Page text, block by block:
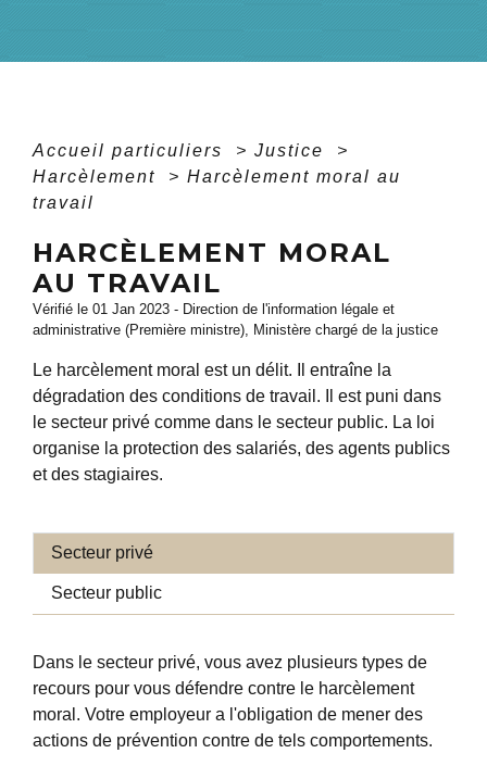
Accueil particuliers > Justice
>
Harcèlement
> Harcèlement moral au
travail
HARCÈLEMENT MORAL
AU TRAVAIL
Vérifié le 01 Jan 2023 - Direction de l'information légale et
administrative (Première ministre), Ministère chargé de la justice
Le harcèlement moral est un délit. Il entraîne la
dégradation des conditions de travail. Il est puni dans
le secteur privé comme dans le secteur public. La loi
organise la protection des salariés, des agents publics
et des stagiaires.
Secteur privé
Secteur public
Dans le secteur privé, vous avez plusieurs types de
recours pour vous défendre contre le harcèlement
moral. Votre employeur a l'obligation de mener des
actions de prévention contre de tels comportements.